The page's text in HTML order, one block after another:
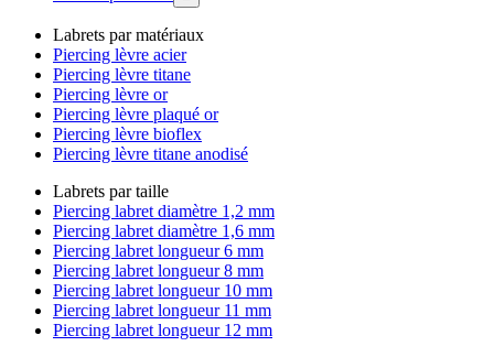
Labrets par matériaux
Piercing lèvre acier
Piercing lèvre titane
Piercing lèvre or
Piercing lèvre plaqué or
Piercing lèvre bioflex
Piercing lèvre titane anodisé
Labrets par taille
Piercing labret diamètre 1,2 mm
Piercing labret diamètre 1,6 mm
Piercing labret longueur 6 mm
Piercing labret longueur 8 mm
Piercing labret longueur 10 mm
Piercing labret longueur 11 mm
Piercing labret longueur 12 mm